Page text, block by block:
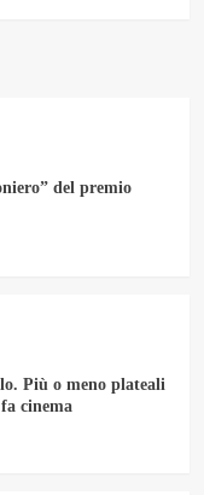
del premio
Più o meno plateali
cinema